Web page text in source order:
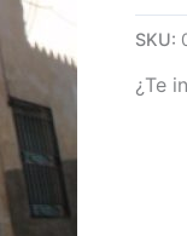
SKU:
¿Te